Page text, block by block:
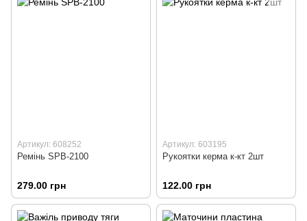
Артикул: 608252
Ремінь SPВ-2100
279.00 грн
Артикул: 603195
Рукоятки керма к-кт 2шт
122.00 грн